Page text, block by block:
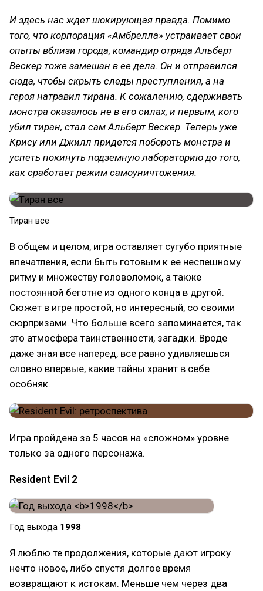
И здесь нас ждет шокирующая правда. Помимо
того, что корпорация «Амбрелла» устраивает свои
опыты вблизи города, командир отряда Альберт
Вескер тоже замешан в ее дела. Он и отправился
сюда, чтобы скрыть следы преступления, а на
героя натравил тирана. К сожалению, сдерживать
монстра оказалось не в его силах, и первым, кого
убил тиран, стал сам Альберт Вескер. Теперь уже
Крису или Джилл придется побороть монстра и
успеть покинуть подземную лабораторию до того,
как сработает режим самоуничтожения.
Тиран все
В общем и целом, игра оставляет сугубо приятные
впечатления, если быть готовым к ее неспешному
ритму и множеству головоломок, а также
постоянной беготне из одного конца в другой.
Сюжет в игре простой, но интересный, со своими
сюрпризами. Что больше всего запоминается, так
это атмосфера таинственности, загадки. Вроде
даже зная все наперед, все равно удивляешься
словно впервые, какие тайны хранит в себе
особняк.
Игра пройдена за 5 часов на «сложном» уровне
только за одного персонажа.
Resident Evil 2
Год выхода 1998
Я люблю те продолжения, которые дают игроку
нечто новое, либо спустя долгое время
возвращают к истокам. Меньше чем через два